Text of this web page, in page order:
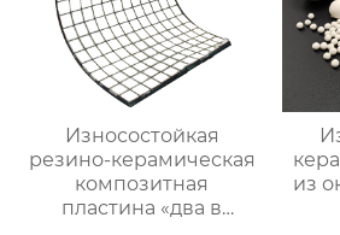
Износостойкая
резино-керамическая
композитная
пластина «два в
из